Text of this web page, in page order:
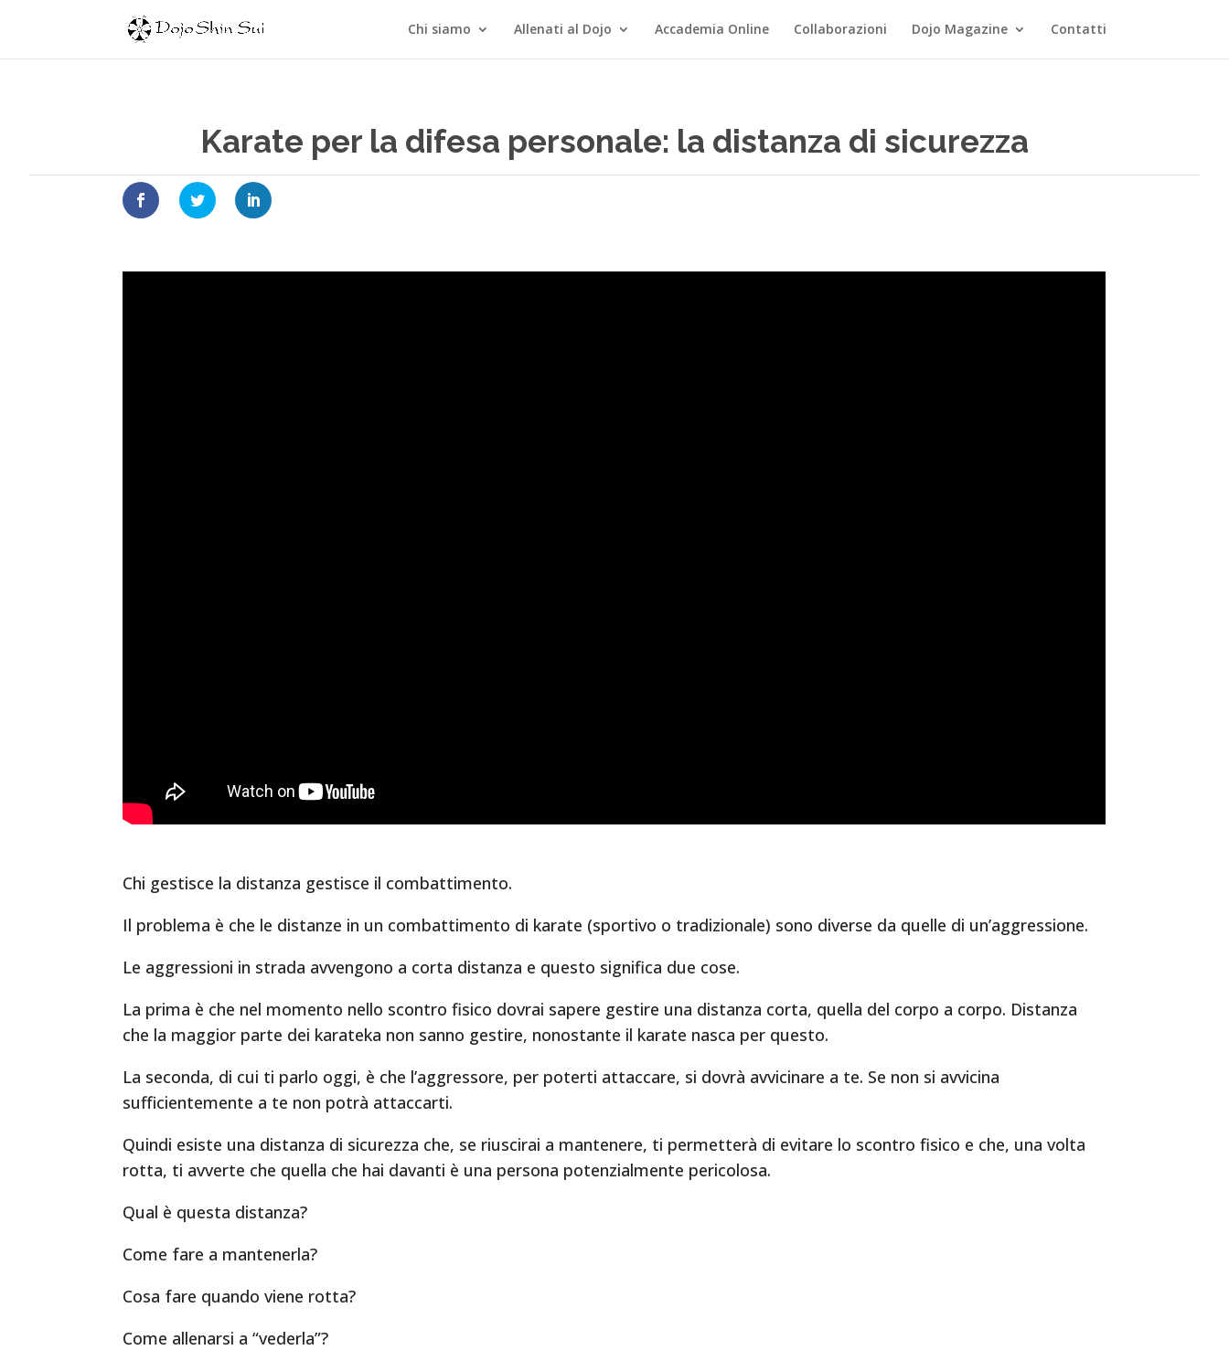
Chi siamo Allenati al Dojo Accademia Online Collaborazioni Dojo Magazine Contatti
Karate per la difesa personale: la distanza di sicurezza
Chi gestisce la distanza gestisce il combattimento.
Il problema è che le distanze in un combattimento di karate (sportivo o tradizionale) sono diverse da quelle di un’aggressione.
Le aggressioni in strada avvengono a corta distanza e questo significa due cose.
La prima è che nel momento nello scontro fisico dovrai sapere gestire una distanza corta, quella del corpo a corpo. Distanza
che la maggior parte dei karateka non sanno gestire, nonostante il karate nasca per questo.
La seconda, di cui ti parlo oggi, è che l’aggressore, per poterti attaccare, si dovrà avvicinare a te. Se non si avvicina
sufficientemente a te non potrà attaccarti.
Quindi esiste una distanza di sicurezza che, se riuscirai a mantenere, ti permetterà di evitare lo scontro fisico e che, una volta
rotta, ti avverte che quella che hai davanti è una persona potenzialmente pericolosa.
Qual è questa distanza?
Come fare a mantenerla?
Cosa fare quando viene rotta?
Come allenarsi a “vederla”?